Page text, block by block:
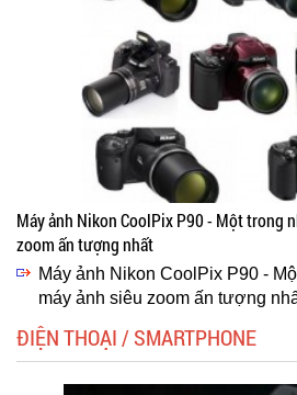
Máy ảnh Nikon CoolPix P90 - Một trong
zoom ấn tượng nhất
Máy ảnh Nikon CoolPix P90 -
máy ảnh siêu zoom ấn tượng
ĐIỆN THOẠI / SMARTPHONE